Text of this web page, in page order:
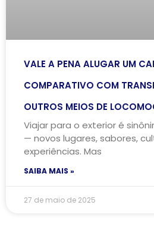
VALE A PENA ALUGAR UM
COMPARATIVO COM
OUTROS MEIOS DE
Viajar para o exterior é
— novos lugares, sabores,
experiências. Mas
SAIBA MAIS »
27 de maio de 2025